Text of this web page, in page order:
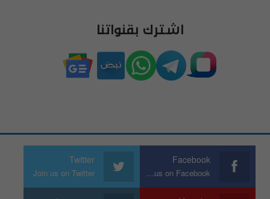
اشترك بقنواتنا
Facebook
Join us on Facebook
Twitter
Join us on Twitter